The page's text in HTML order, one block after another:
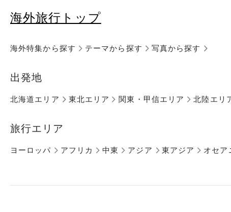
海外旅行トップ
海外特集から探す テーマから探す 写真から探す
出発地
北海道エリア 東北エリア 関東・甲信エリア 北陸エリ
旅行エリア
ヨーロッパ アフリカ 中東 アジア 東アジア オセア